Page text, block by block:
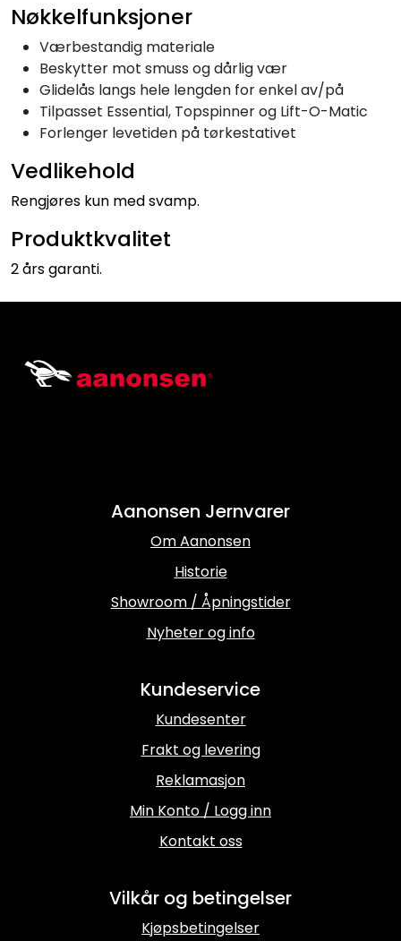
Nøkkelfunksjoner
Værbestandig materiale
Beskytter mot smuss og dårlig vær
Glidelås langs hele lengden for enkel av/på
Tilpasset Essential, Topspinner og Lift-O-Matic
Forlenger levetiden på tørkestativet
Vedlikehold
Rengjøres kun med svamp.
Produktkvalitet
2 års garanti.
Aanonsen Jernvarer
Om Aanonsen
Historie
Showroom / Åpningstider
Nyheter og info
Kundeservice
Kundesenter
Frakt og levering
Reklamasjon
Min Konto / Logg inn
Kontakt oss
Vilkår og betingelser
Kjøpsbetingelser